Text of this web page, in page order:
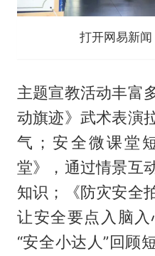
打开网易新
主题宣教活动丰富
动旗迹》武术表演
气；安全微课堂
堂》，通过情景互
知识；《防灾安全
让安全要点入脑
“安全小达人”回顾